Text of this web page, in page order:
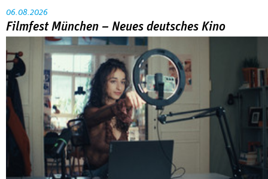
Abarbeitung an der eigenen Familie war das große Thema in
der Reihe »Neues deutsches Kino« beim Filmfest München.
MEHR
DOK.fest München 2026